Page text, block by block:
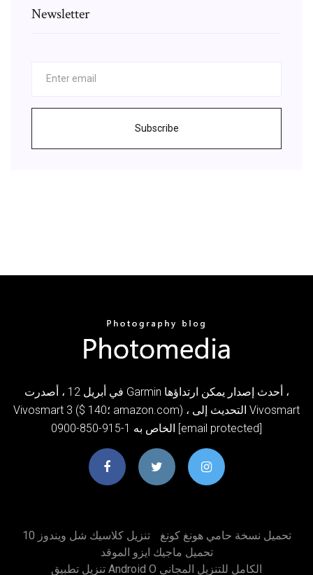
Newsletter
Subscribe
في أبريل 12 ، أصدرت Garmin أحدث إصدار يمكن ارتداؤها ،
Vivosmart 3 ($ 140؛ amazon.com) ، التحديث إلى Vivosmart
الخاص به 1-915-850-0900 [email protected]
تنزيل كلاسيك شل ويندوز 10
تحميل نسخة حامي هونغ كونغ
تحميل ماجيك ايزو الموقد
تنزيل تطبيق Android O الكامل للتنزيل المجاني